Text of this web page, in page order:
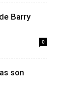
Barry
0
son